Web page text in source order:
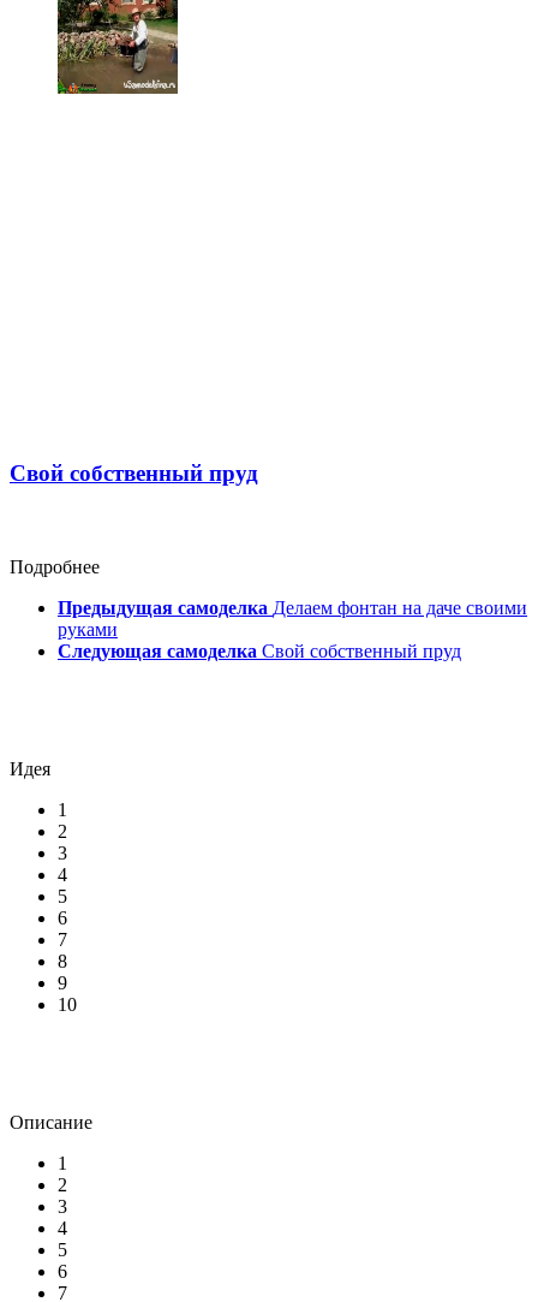
Свой собственный пруд
Подробнее
Предыдущая самоделка Делаем фонтан на даче своими
руками
Следующая самоделка Свой собственный пруд
Идея
1
2
3
4
5
6
7
8
9
10
Описание
1
2
3
4
5
6
7